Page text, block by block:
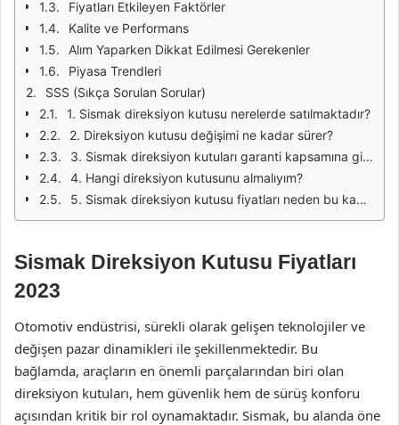
Fiyatları Etkileyen Faktörler
Kalite ve Performans
Alım Yaparken Dikkat Edilmesi Gerekenler
Piyasa Trendleri
SSS (Sıkça Sorulan Sorular)
1. Sismak direksiyon kutusu nerelerde satılmaktadır?
2. Direksiyon kutusu değişimi ne kadar sürer?
3. Sismak direksiyon kutuları garanti kapsamına girer mi?
4. Hangi direksiyon kutusunu almalıyım?
5. Sismak direksiyon kutusu fiyatları neden bu kadar değişkenlik gösteriyor?
Sismak Direksiyon Kutusu Fiyatları
2023
Otomotiv endüstrisi, sürekli olarak gelişen teknolojiler ve
değişen pazar dinamikleri ile şekillenmektedir. Bu
bağlamda, araçların en önemli parçalarından biri olan
direksiyon kutuları, hem güvenlik hem de sürüş konforu
açısından kritik bir rol oynamaktadır. Sismak, bu alanda öne